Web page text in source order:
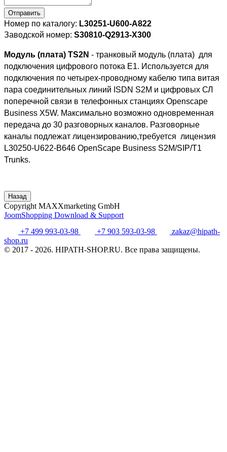
Отправить
Номер по каталогу: L30251-U600-A822
Заводской номер: S30810-Q2913-X300
Модуль (плата) TS2N - транковый модуль (плата) для
подключения цифрового потока Е1. Используется для
подключения по четырех-проводному кабелю типа витая
пара соединительных линий ISDN S2M и цифровых СЛ
поперечной связи в телефонных станциях Openscape
Business X5W. Максимально возможно одновременная
передача до 30 разговорных каналов. Разговорные
каналы подлежат лицензированию,требуется лицензия
L30250-U622-B646 OpenScape Business S2M/SIP/T1
Trunks.
Copyright MAXXmarketing GmbH
JoomShopping Download & Support
+7 499 993-03-98
+7 903 593-03-98
zakaz@hipath-
shop.ru
© 2017 - 2026. HIPATH-SHOP.RU. Все права защищены.